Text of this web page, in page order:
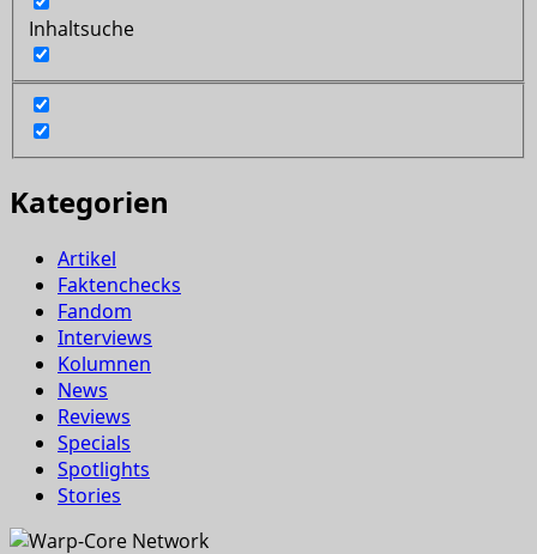
Inhaltsuche
Kategorien
Artikel
Faktenchecks
Fandom
Interviews
Kolumnen
News
Reviews
Specials
Spotlights
Stories